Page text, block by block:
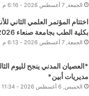
الجمعة, 7 أغسطس 2026 - 6:16 م
اختتام المؤتمر العلمي الثاني
بكلية الطب بجامعة صنعاء 2026
الجمعة, 7 أغسطس 2026 - 6:13 م
*العصيان المدني ينجح لليوم
مديريات أبين*
الخميس, 6 أغسطس 2026 - 11:34 م